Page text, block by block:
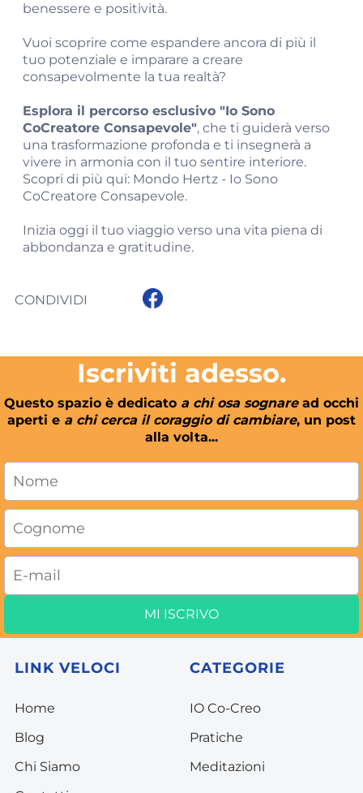
benessere e positività.
Vuoi scoprire come espandere ancora di più il
tuo potenziale e imparare a creare
consapevolmente la tua realtà?
Esplora il percorso esclusivo "Io Sono
CoCreatore Consapevole", che ti guiderà verso
una trasformazione profonda e ti insegnerà a
vivere in armonia con il tuo sentire interiore.
Scopri di più qui: Mondo Hertz - Io Sono
CoCreatore Consapevole.
Inizia oggi il tuo viaggio verso una vita piena di
abbondanza e gratitudine.
CONDIVIDI
Iscriviti adesso.
Questo spazio è dedicato a chi osa sognaread occhi
aperti e a chi cerca il coraggio di cambiare, un post
alla volta...
MI ISCRIVO
LINK VELOCI
Home
Blog
Chi Siamo
CATEGORIE
IO Co-Creo
Pratiche
Meditazioni